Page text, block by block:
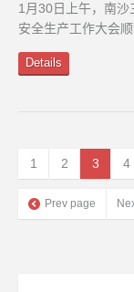
1月30日上午，南
安全生产工作大会
Details
1 2 3 4
Prev page